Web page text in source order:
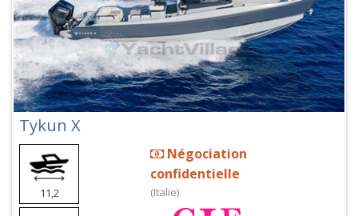
Tykun X
11,2
Négociation
confidentielle
(Italie)